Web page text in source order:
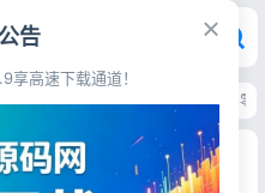
版创客新零售系统源码 13星拼客零
统源码 13星拼客零售
告
享高速下载通道！